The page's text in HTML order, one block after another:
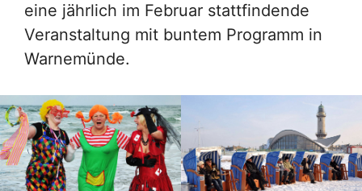
eine jährlich im Februar stattfindende
Veranstaltung mit buntem Programm in
Warnemünde.